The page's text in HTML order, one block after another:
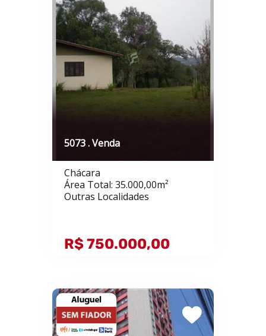
5073 . Venda
Chácara
Área Total: 35.000,00m²
Outras Localidades
R$ 750.000,00